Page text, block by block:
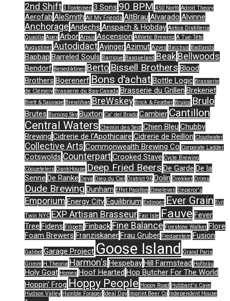
2nd Shift 3 Fonteinen 3 Sons 90 BPM 450 North Adroit Theory
Aerofab AleSmith All My Friends AltBrau Alvarado Alvinne
Anchorage Andechs Anspach & Hobday Antica Distilleria
Quaglia Apex Arbor Arpus Ascension Athletic Brewing A Tue-Tête
Augustiner AutodidactAyingerAzimut Azvex Bacchus Badlands
Bapbap Barreled Souls Barrique Basqueland Beak Bellwoods
Bendorf Benediktiner Berto Bissell Brothers Blood
Brothers Boerenerf Bons d'achat Bottle Logic Brasserie
de Clémery Brasserie du Bas-Canada Brasserie du Grillen Brekeriet
Brett & Sauvage Brewlihan BreWskey Brick & Feather Brujos Brulo
Brutes Burning Sky Buxton Ca' del Brado Cambier Cantillon
Central Waters Chemin des Sept Chien Bleu Chubby
Brewing Cidrerie de l'Apothicaire Cidrerie de Reillon Cloudwater
Collective Arts Commonwealth Brewing Co Corporate Ladder
Cotswolds CounterpartCrooked Stave Cycle Brewing
Côquetelers DankHouse Deep Fried Beers De Garde De la
Senne De Ranke Deya Dieu du Ciel District 96 Dolin Drekker Drims
Dude Brewing Dunham Effet Papillon Elmeleven Emperor's
Emporium Energy CityEquilibrium Erdinger Ever Grain Evil
Twin NYC EXP Artisan Brasseur Fair Isle Fauve Fever
Tree Fidens Filipetti Finback Fine Balance Firestone Walker Flore
Foam Brewers FranziskanerFrau Gruber Frequentem Fusion
Galibot Garage Project Goose Island
Grand Paris
Grimm H.Theoria Harmon's HespebayHill Farmstead Hofbräu
Holy Goat Homes Hoof Hearted Hop Butcher For The World
Hoppin' Frog Hoppy People Hoppy Road Hubbard's Cave
Hudson Valley Humble Forager Ideal Day Imprint Beer Co Independent House